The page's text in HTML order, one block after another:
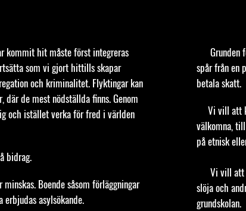
kommit hit måste först integreras
som vi gjort hittills skapar
och kriminalitet. Flyktingar kan
de mest nödställda finns. Genom
och istället verka för fred i världen
bidrag.
Boende såsom förläggningar
erbjudas asylsökande.
Grunden
spår från en
betala skatt.
Vi vill att
välkomna,
på etnisk
Vi vill att
slöja och
grundskolan.